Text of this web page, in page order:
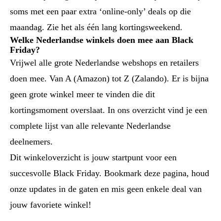
soms met een paar extra ‘online-only’ deals op die
maandag. Zie het als één lang kortingsweekend.
Welke Nederlandse winkels doen mee aan Black
Friday?
Vrijwel alle grote Nederlandse webshops en retailers
doen mee. Van A (Amazon) tot Z (Zalando). Er is bijna
geen grote winkel meer te vinden die dit
kortingsmoment overslaat. In ons overzicht vind je een
complete lijst van alle relevante Nederlandse
deelnemers.
Dit winkeloverzicht is jouw startpunt voor een
succesvolle Black Friday. Bookmark deze pagina, houd
onze updates in de gaten en mis geen enkele deal van
jouw favoriete winkel!